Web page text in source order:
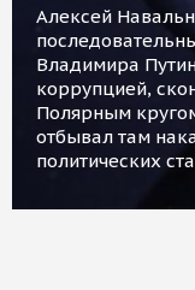
Алексей
Владимира
коррупцией,
Полярным
отбывал там
политических